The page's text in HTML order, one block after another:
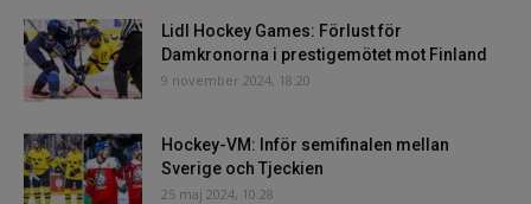
Lidl Hockey Games: Förlust för
Damkronorna i prestigemötet mot Finland
9 november 2024, 18:20
Hockey-VM: Inför semifinalen mellan
Sverige och Tjeckien
25 maj 2024, 10:28